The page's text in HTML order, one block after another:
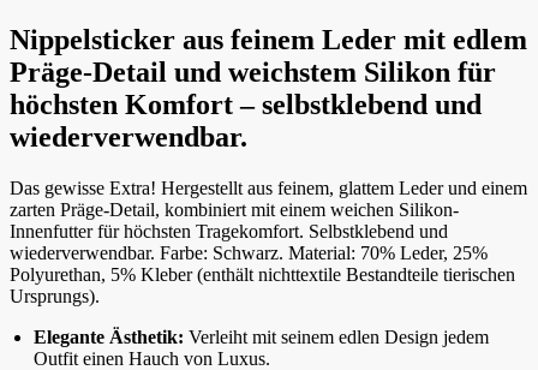
Nippelsticker aus feinem Leder mit edlem
Präge-Detail und weichstem Silikon für
höchsten Komfort – selbstklebend und
wiederverwendbar.
Das gewisse Extra! Hergestellt aus feinem, glattem Leder und einem
zarten Präge-Detail, kombiniert mit einem weichen Silikon-
Innenfutter für höchsten Tragekomfort. Selbstklebend und
wiederverwendbar. Farbe: Schwarz. Material: 70% Leder, 25%
Polyurethan, 5% Kleber (enthält nichttextile Bestandteile tierischen
Ursprungs).
Elegante Ästhetik: Verleiht mit seinem edlen Design jedem
Outfit einen Hauch von Luxus.